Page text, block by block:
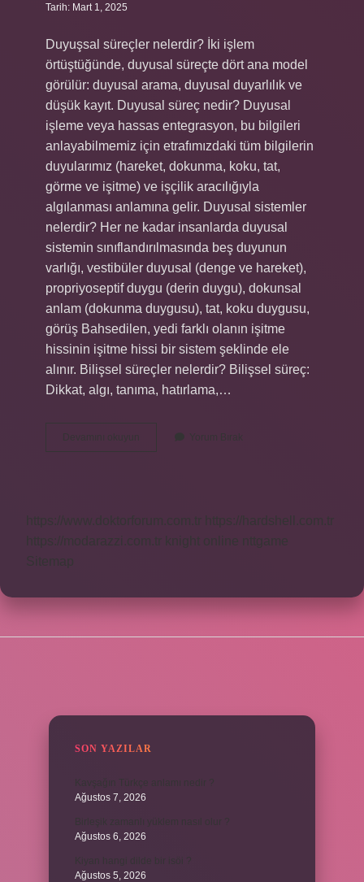
Tarih: Mart 1, 2025
Duyuşsal süreçler nelerdir? İki işlem
örtüştüğünde, duyusal süreçte dört ana model
görülür: duyusal arama, duyusal duyarlılık ve
düşük kayıt. Duyusal süreç nedir? Duyusal
işleme veya hassas entegrasyon, bu bilgileri
anlayabilmemiz için etrafımızdaki tüm bilgilerin
duyularımız (hareket, dokunma, koku, tat,
görme ve işitme) ve işçilik aracılığıyla
algılanması anlamına gelir. Duyusal sistemler
nelerdir? Her ne kadar insanlarda duyusal
sistemin sınıflandırılmasında beş duyunun
varlığı, vestibüler duyusal (denge ve hareket),
propriyoseptif duygu (derin duygu), dokunsal
anlam (dokunma duygusu), tat, koku duygusu,
görüş Bahsedilen, yedi farklı olanın işitme
hissinin işitme hissi bir sistem şeklinde ele
alınır. Bilişsel süreçler nelerdir? Bilişsel süreç:
Dikkat, algı, tanıma, hatırlama,…
Devamını okuyun
Duyusal
Süreçler
Yorum Bırak
https://www.doktorforum.com.tr
https://hardshell.com.tr
https://modarazzi.com.tr
knight online
nttgame
Sitemap
SON YAZILAR
Ağustos 7, 2026
Ağustos 6, 2026
Ağustos 5, 2026